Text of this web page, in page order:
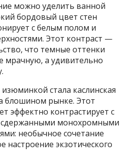
можно уделить ванной
бордовый цвет стен
с белым полом и
Этот контраст —
что темные оттенки
мрачную, а удивительно
стала каслинская
блошином рынке. Этот
эффектно контрастирует с
монохромными
необычное сочетание
настроение экзотического